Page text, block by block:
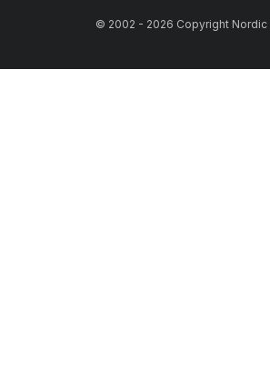
© 2002 - 2026 Copyright Nordic